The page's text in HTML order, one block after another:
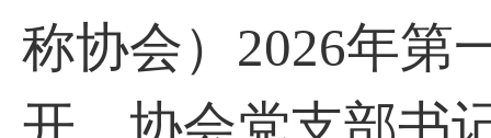
称协会）2026年第